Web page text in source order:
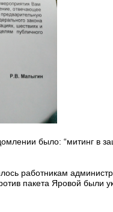
было: “митинг в
работникам
пакета Яровой были